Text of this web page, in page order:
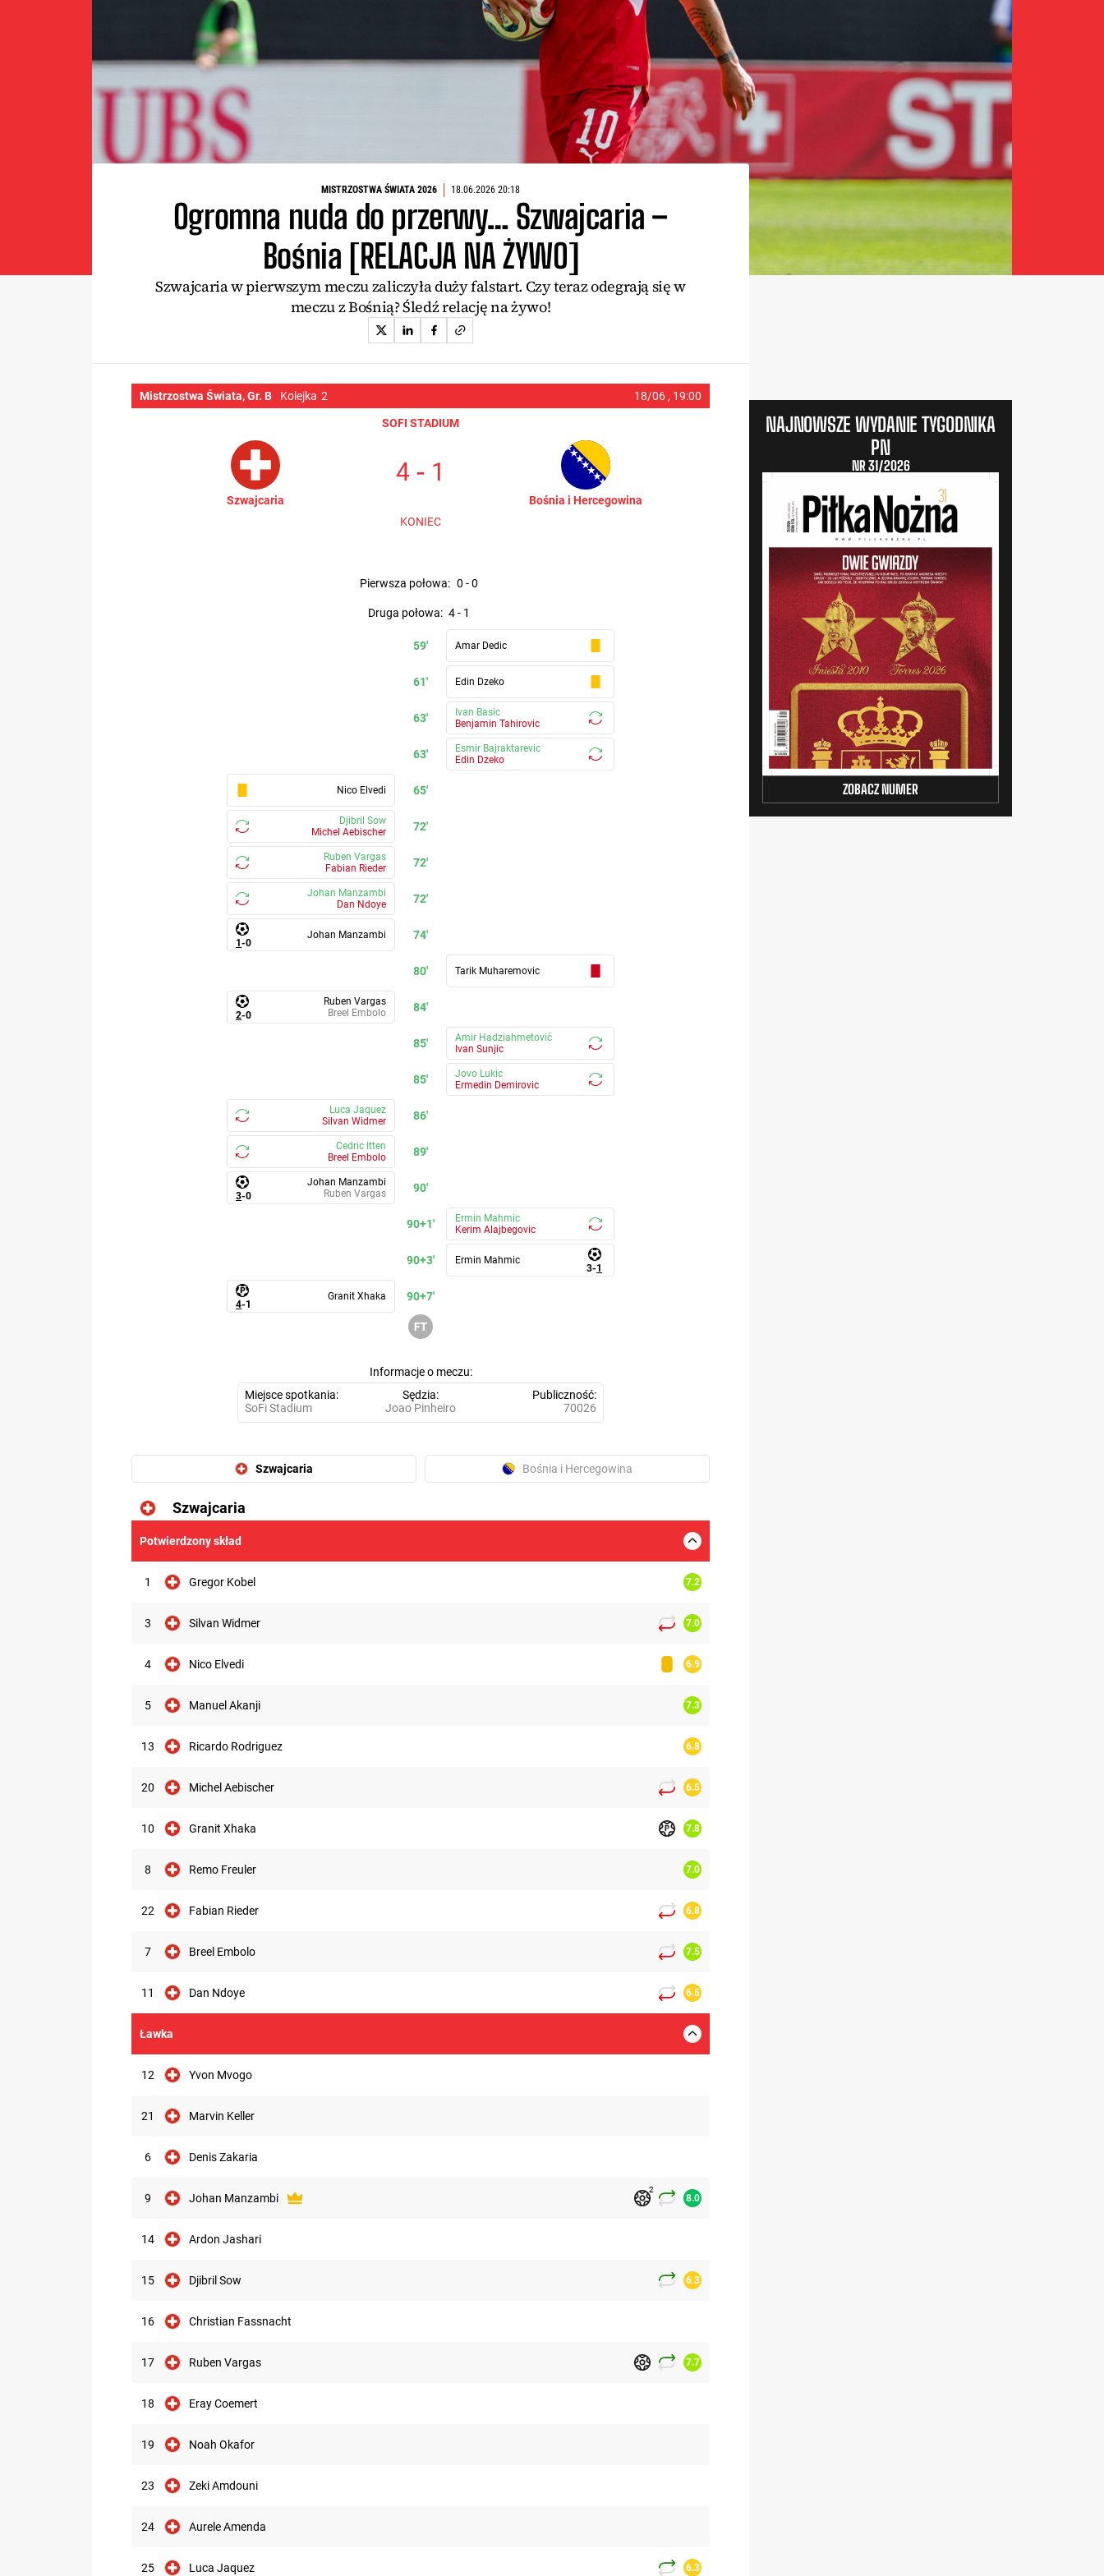
MISTRZOSTWA ŚWIATA 2026 18.06.2026 20:18
Ogromna nuda do przerwy… Szwajcaria –
Bośnia [RELACJA NA ŻYWO]
Szwajcaria w pierwszym meczu zaliczyła duży falstart. Czy teraz odegrają się w
meczu z Bośnią? Śledź relację na żywo!
Mistrzostwa Świata, Gr. B Kolejka 2 18/06 , 19:00
SOFI STADIUM
Szwajcaria
4 - 1
Bośnia i Hercegowina
KONIEC
pierwsza połowa: 0 - 0
druga połowa: 4- 1
59' Amar Dedic
61' Edin Dzeko
63'
Ivan Basic
Benjamin Tahirovic
63'
Esmir Bajraktarevic
Edin Dzeko
65'
Nico Elvedi
72'
Djibril Sow
Michel Aebischer
72'
Ruben Vargas
Fabian Rieder
72'
Johan Manzambi
Dan Ndoye
74'
1-0
Johan Manzambi
80' Tarik Muharemovic
84'
2-0
Ruben Vargas
Breel Embolo
85'
Amir Hadziahmetović
Ivan Sunjic
85'
Jovo Lukic
Ermedin Demirovic
86'
Luca Jaquez
Silvan Widmer
89'
Cedric Itten
Breel Embolo
90'
3-0
Johan Manzambi
Ruben Vargas
90+1'
Ermin Mahmic
Kerim Alajbegovic
90+3'
3-1
Ermin Mahmic
90+7'
4-1
Granit Xhaka
Informacje o meczu
Miejsce spotkania
SoFi Stadium
Sędzia
Joao Pinheiro
Publiczność
70026
Szwajcaria Bośnia i Hercegowina
Szwajcaria
Potwierdzony skład
1 Gregor Kobel 7.2
3 Silvan Widmer 7.0
4 Nico Elvedi 6.9
5 Manuel Akanji 7.3
13 Ricardo Rodriguez 6.8
20 Michel Aebischer 6.5
10 Granit Xhaka 7.8
8 Remo Freuler 7.0
22 Fabian Rieder 6.8
7 Breel Embolo 7.5
11 Dan Ndoye 6.5
Ławka
12 Yvon Mvogo
21 Marvin Keller
6 Denis Zakaria
9 Johan Manzambi
2
8.0
14 Ardon Jashari
15 Djibril Sow 6.3
16 Christian Fassnacht
17 Ruben Vargas 7.7
18 Eray Coemert
19 Noah Okafor
23 Zeki Amdouni
24 Aurele Amenda
25 Luca Jaquez 6.3
NAJNOWSZE WYDANIE TYGODNIKA
PN
NR 31/2026
ZOBACZ NUMER